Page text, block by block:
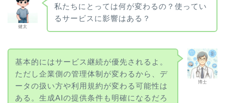
健太
私たちにとっては何が変わるの？使ってい
るサービスに影響はある？
博士
基本的にはサービス継続が優先されるよ。
ただし企業側の管理体制が変わるから、デ
ータの扱い方や利用規約が変わる可能性は
ある。生成AIの提供条件も明確になるだろ